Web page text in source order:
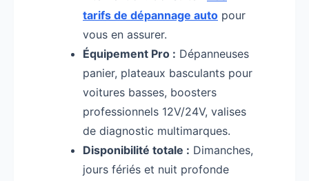
tarifs de dépannage auto pour
vous en assurer.
Équipement Pro : Dépanneuses
panier, plateaux basculants pour
voitures basses, boosters
professionnels 12V/24V, valises
de diagnostic multimarques.
Disponibilité totale : Dimanches,
jours fériés et nuit profonde